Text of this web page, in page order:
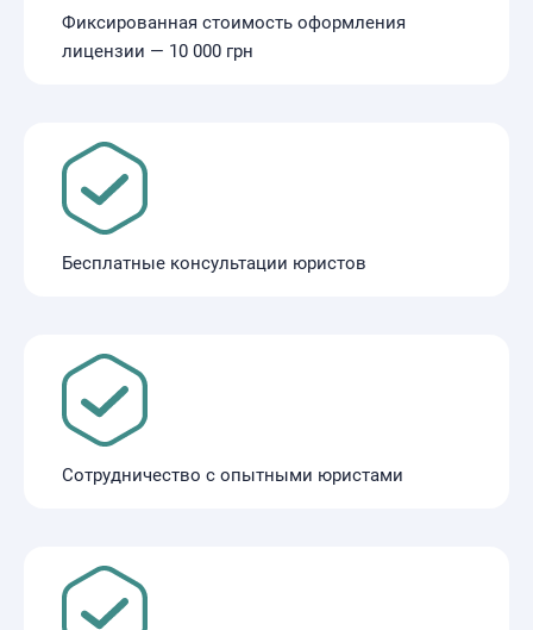
Фиксированная стоимость оформления
лицензии — 10 000 грн
Бесплатные консультации юристов
Сотрудничество с опытными юристами